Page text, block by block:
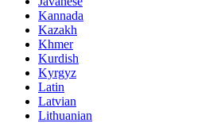
Kannada
Kazakh
Khmer
Kurdish
Kyrgyz
Latin
Latvian
Lithuanian